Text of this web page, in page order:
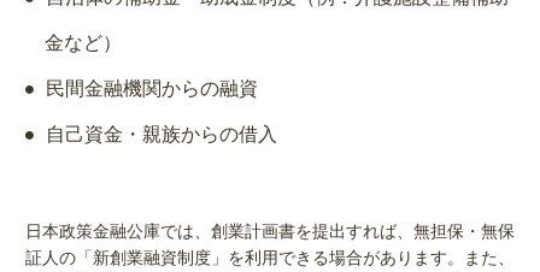
金など）
民間金融機関からの融資
自己資金・親族からの借入
日本政策金融公庫では、創業計画書を提出すれば、無担保・無保
証人の「新創業融資制度」を利用できる場合があります。また、